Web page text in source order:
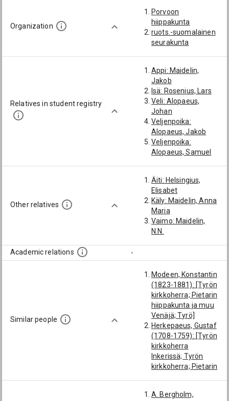
Organization
Porvoon
hiippakunta
ruots.-suomalainen
seurakunta
Relatives in student registry
Appi: Maidelin,
Jakob
Isä: Rosenius, Lars
Veli: Alopaeus,
Johan
Veljenpoika:
Alopaeus, Jakob
Veljenpoika:
Alopaeus, Samuel
Other relatives
Äiti: Helsingius,
Elisabet
Käly: Maidelin, Anna
Maria
Vaimo: Maidelin,
N.N.
Academic relations -
Similar people
Modeen, Konstantin
(1823-1881): [Tyrön
kirkkoherra; Pietarin
hiippakunta ja muu
Venäjä; Tyrö]
Herkepaeus, Gustaf
(1708-1759): [Tyrön
kirkkoherra
Inkerissä; Tyrön
kirkkoherra; Pietarin
Bergman, Otto
A. Bergholm,